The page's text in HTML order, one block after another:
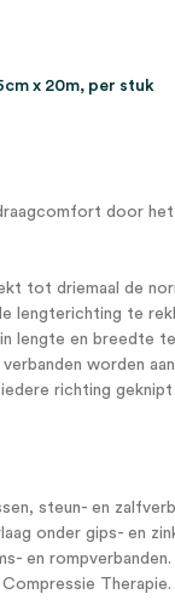
x 20m, per stuk
door
tot driemaal de
lengterichting te
lengte en breedte te
worden
iedere richting
steun- en
onder gips- en
en rompverbanden.
Therapie.